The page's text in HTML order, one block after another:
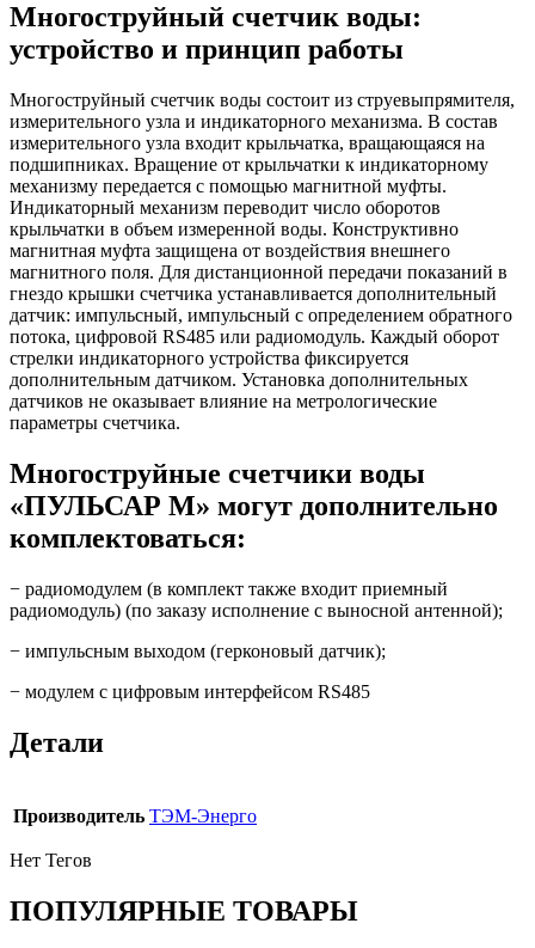
Многоструйный счетчик воды:
устройство и принцип работы
Многоструйный счетчик воды состоит из струевыпрямителя,
измерительного узла и индикаторного механизма. В состав
измерительного узла входит крыльчатка, вращающаяся на
подшипниках. Вращение от крыльчатки к индикаторному
механизму передается с помощью магнитной муфты.
Индикаторный механизм переводит число оборотов
крыльчатки в объем измеренной воды. Конструктивно
магнитная муфта защищена от воздействия внешнего
магнитного поля. Для дистанционной передачи показаний в
гнездо крышки счетчика устанавливается дополнительный
датчик: импульсный, импульсный с определением обратного
потока, цифровой RS485 или радиомодуль. Каждый оборот
стрелки индикаторного устройства фиксируется
дополнительным датчиком. Установка дополнительных
датчиков не оказывает влияние на метрологические
параметры счетчика.
Многоструйные счетчики воды
«ПУЛЬСАР М» могут дополнительно
комплектоваться:
− радиомодулем (в комплект также входит приемный
радиомодуль) (по заказу исполнение с выносной антенной);
− импульсным выходом (герконовый датчик);
− модулем с цифровым интерфейсом RS485
Детали
Производитель ТЭМ-Энерго
Нет Тегов
ПОПУЛЯРНЫЕ ТОВАРЫ